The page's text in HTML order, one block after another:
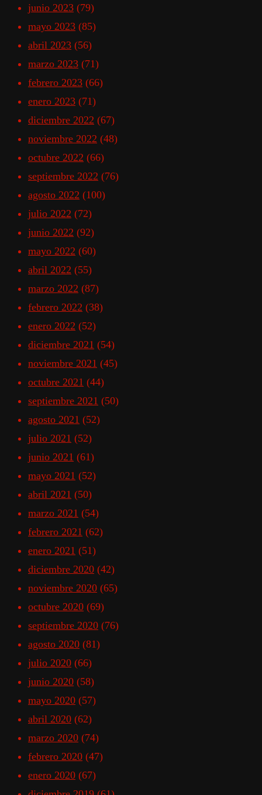
junio 2023 (79)
mayo 2023 (85)
abril 2023 (56)
marzo 2023 (71)
febrero 2023 (66)
enero 2023 (71)
diciembre 2022 (67)
noviembre 2022 (48)
octubre 2022 (66)
septiembre 2022 (76)
agosto 2022 (100)
julio 2022 (72)
junio 2022 (92)
mayo 2022 (60)
abril 2022 (55)
marzo 2022 (87)
febrero 2022 (38)
enero 2022 (52)
diciembre 2021 (54)
noviembre 2021 (45)
octubre 2021 (44)
septiembre 2021 (50)
agosto 2021 (52)
julio 2021 (52)
junio 2021 (61)
mayo 2021 (52)
abril 2021 (50)
marzo 2021 (54)
febrero 2021 (62)
enero 2021 (51)
diciembre 2020 (42)
noviembre 2020 (65)
octubre 2020 (69)
septiembre 2020 (76)
agosto 2020 (81)
julio 2020 (66)
junio 2020 (58)
mayo 2020 (57)
abril 2020 (62)
marzo 2020 (74)
febrero 2020 (47)
enero 2020 (67)